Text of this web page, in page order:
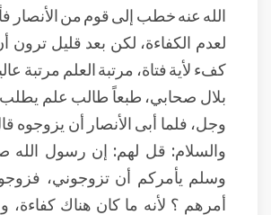
الله عنه خطب إلى قوم من الأنصار
لعدم الكفاءة، لكن بعد قليل ترون
كفء لأية فتاة، مرتبة العلم مرتبة
بلال صحابي، طبعاً طالب علم يطلب
وجل، فلما أبى الأنصار أن يزوجوه
والسلام: قل لهم: إن رسول الله
وسلم يأمركم أن تزوجوني،
أمرهم ؟ لأنه ما كان هناك كفاءة،